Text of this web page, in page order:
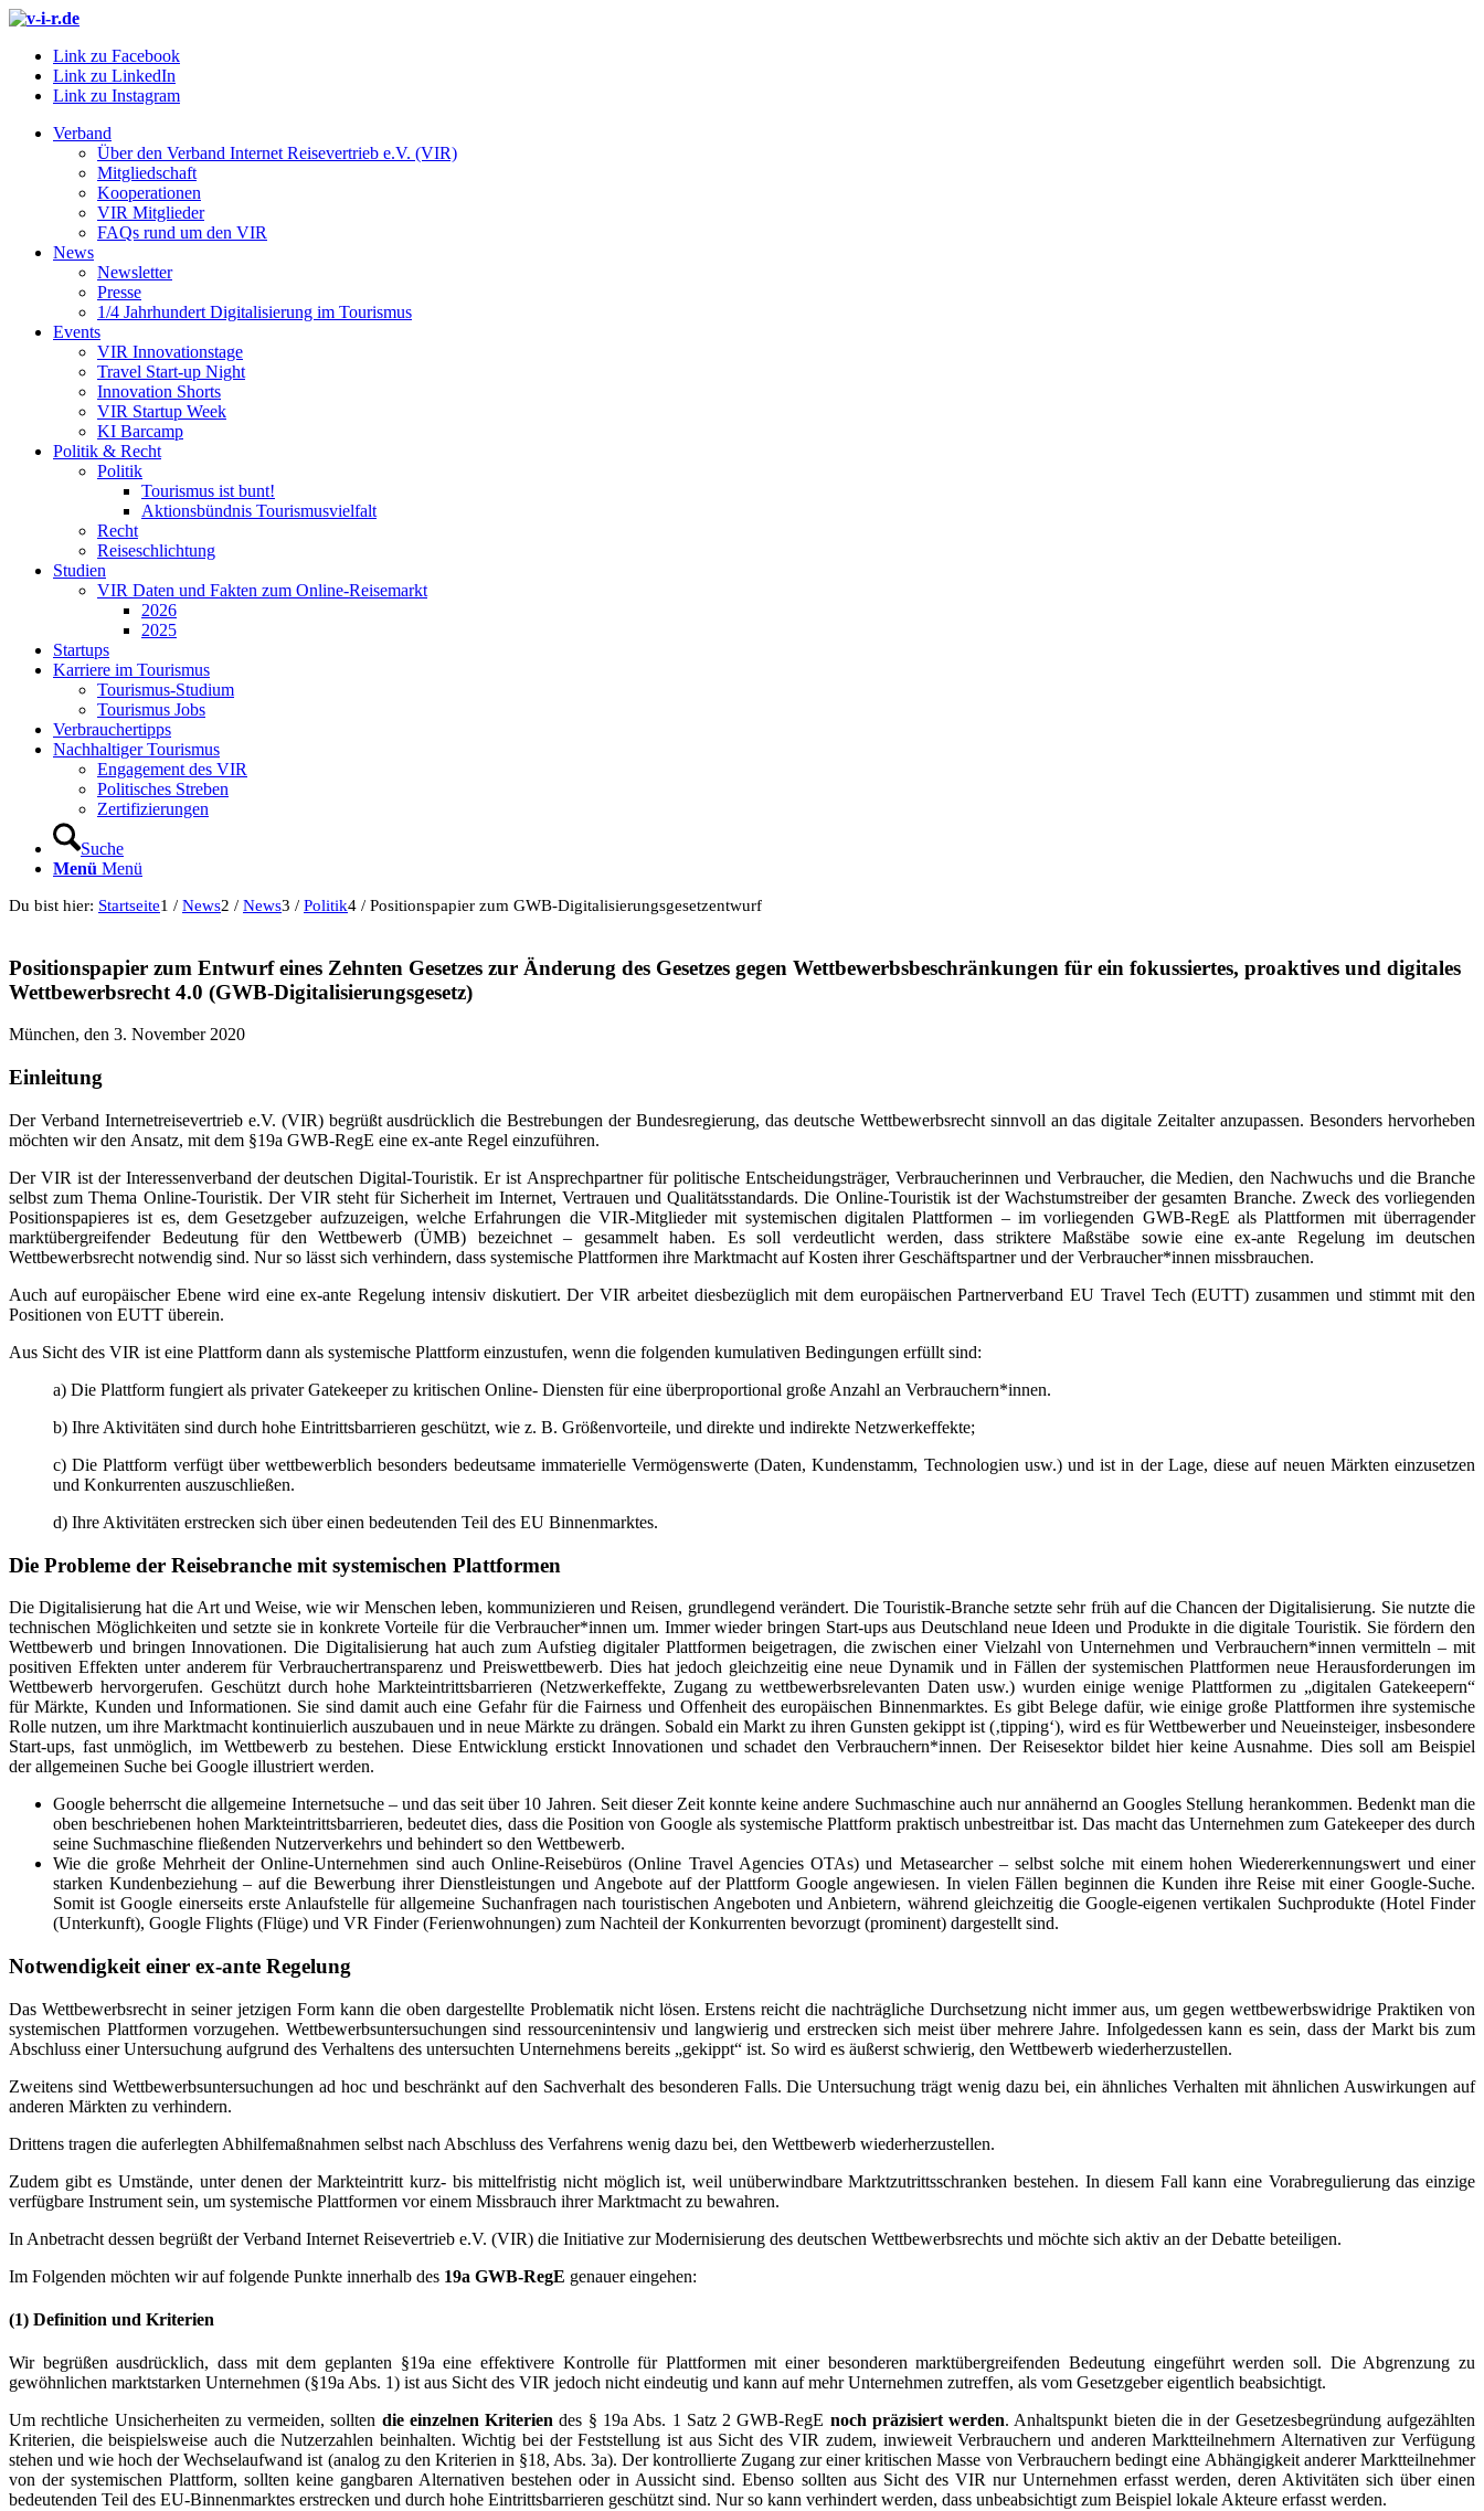
Link zu Facebook
Link zu LinkedIn
Link zu Instagram
Verband
Über den Verband Internet Reisevertrieb e.V. (VIR)
Mitgliedschaft
Kooperationen
VIR Mitglieder
FAQs rund um den VIR
News
Newsletter
Presse
1/4 Jahrhundert Digitalisierung im Tourismus
Events
VIR Innovationstage
Travel Start-up Night
Innovation Shorts
VIR Startup Week
KI Barcamp
Politik & Recht
Politik
Tourismus ist bunt!
Aktionsbündnis Tourismusvielfalt
Recht
Reiseschlichtung
Studien
VIR Daten und Fakten zum Online-Reisemarkt
2026
2025
Startups
Karriere im Tourismus
Tourismus-Studium
Tourismus Jobs
Verbrauchertipps
Nachhaltiger Tourismus
Engagement des VIR
Politisches Streben
Zertifizierungen
Suche
Menü Menü
Du bist hier: Startseite1 / News2 / News3 / Politik4 / Positionspapier zum GWB-Digitalisierungsgesetzentwurf
Positionspapier zum Entwurf eines Zehnten Gesetzes zur Änderung des Gesetzes gegen Wettbewerbsbeschränkungen für ein fokussiertes, proaktives und digitales
Wettbewerbsrecht 4.0 (GWB-Digitalisierungsgesetz)
München, den 3. November 2020
Einleitung
Der Verband Internetreisevertrieb e.V. (VIR) begrüßt ausdrücklich die Bestrebungen der Bundesregierung, das deutsche Wettbewerbsrecht sinnvoll an das digitale Zeitalter anzupassen. Besonders hervorheben
möchten wir den Ansatz, mit dem §19a GWB-RegE eine ex-ante Regel einzuführen.
Der VIR ist der Interessenverband der deutschen Digital-Touristik. Er ist Ansprechpartner für politische Entscheidungsträger, Verbraucherinnen und Verbraucher, die Medien, den Nachwuchs und die Branche
selbst zum Thema Online-Touristik. Der VIR steht für Sicherheit im Internet, Vertrauen und Qualitätsstandards. Die Online-Touristik ist der Wachstumstreiber der gesamten Branche. Zweck des vorliegenden
Positionspapieres ist es, dem Gesetzgeber aufzuzeigen, welche Erfahrungen die VIR-Mitglieder mit systemischen digitalen Plattformen – im vorliegenden GWB-RegE als Plattformen mit überragender
marktübergreifender Bedeutung für den Wettbewerb (ÜMB) bezeichnet – gesammelt haben. Es soll verdeutlicht werden, dass striktere Maßstäbe sowie eine ex-ante Regelung im deutschen
Wettbewerbsrecht notwendig sind. Nur so lässt sich verhindern, dass systemische Plattformen ihre Marktmacht auf Kosten ihrer Geschäftspartner und der Verbraucher*innen missbrauchen.
Auch auf europäischer Ebene wird eine ex-ante Regelung intensiv diskutiert. Der VIR arbeitet diesbezüglich mit dem europäischen Partnerverband EU Travel Tech (EUTT) zusammen und stimmt mit den
Positionen von EUTT überein.
Aus Sicht des VIR ist eine Plattform dann als systemische Plattform einzustufen, wenn die folgenden kumulativen Bedingungen erfüllt sind:
a) Die Plattform fungiert als privater Gatekeeper zu kritischen Online- Diensten für eine überproportional große Anzahl an Verbrauchern*innen.
b) Ihre Aktivitäten sind durch hohe Eintrittsbarrieren geschützt, wie z. B. Größenvorteile, und direkte und indirekte Netzwerkeffekte;
c) Die Plattform verfügt über wettbewerblich besonders bedeutsame immaterielle Vermögenswerte (Daten, Kundenstamm, Technologien usw.) und ist in der Lage, diese auf neuen Märkten einzusetzen
und Konkurrenten auszuschließen.
d) Ihre Aktivitäten erstrecken sich über einen bedeutenden Teil des EU Binnenmarktes.
Die Probleme der Reisebranche mit systemischen Plattformen
Die Digitalisierung hat die Art und Weise, wie wir Menschen leben, kommunizieren und Reisen, grundlegend verändert. Die Touristik-Branche setzte sehr früh auf die Chancen der Digitalisierung. Sie nutzte die
technischen Möglichkeiten und setzte sie in konkrete Vorteile für die Verbraucher*innen um. Immer wieder bringen Start-ups aus Deutschland neue Ideen und Produkte in die digitale Touristik. Sie fördern den
Wettbewerb und bringen Innovationen. Die Digitalisierung hat auch zum Aufstieg digitaler Plattformen beigetragen, die zwischen einer Vielzahl von Unternehmen und Verbrauchern*innen vermitteln – mit
positiven Effekten unter anderem für Verbrauchertransparenz und Preiswettbewerb. Dies hat jedoch gleichzeitig eine neue Dynamik und in Fällen der systemischen Plattformen neue Herausforderungen im
Wettbewerb hervorgerufen. Geschützt durch hohe Markteintrittsbarrieren (Netzwerkeffekte, Zugang zu wettbewerbsrelevanten Daten usw.) wurden einige wenige Plattformen zu „digitalen Gatekeepern“
für Märkte, Kunden und Informationen. Sie sind damit auch eine Gefahr für die Fairness und Offenheit des europäischen Binnenmarktes. Es gibt Belege dafür, wie einige große Plattformen ihre systemische
Rolle nutzen, um ihre Marktmacht kontinuierlich auszubauen und in neue Märkte zu drängen. Sobald ein Markt zu ihren Gunsten gekippt ist (‚tipping‘), wird es für Wettbewerber und Neueinsteiger, insbesondere
Start-ups, fast unmöglich, im Wettbewerb zu bestehen. Diese Entwicklung erstickt Innovationen und schadet den Verbrauchern*innen. Der Reisesektor bildet hier keine Ausnahme. Dies soll am Beispiel
der allgemeinen Suche bei Google illustriert werden.
Google beherrscht die allgemeine Internetsuche – und das seit über 10 Jahren. Seit dieser Zeit konnte keine andere Suchmaschine auch nur annähernd an Googles Stellung herankommen. Bedenkt man die
oben beschriebenen hohen Markteintrittsbarrieren, bedeutet dies, dass die Position von Google als systemische Plattform praktisch unbestreitbar ist. Das macht das Unternehmen zum Gatekeeper des durch
seine Suchmaschine fließenden Nutzerverkehrs und behindert so den Wettbewerb.
Wie die große Mehrheit der Online-Unternehmen sind auch Online-Reisebüros (Online Travel Agencies OTAs) und Metasearcher – selbst solche mit einem hohen Wiedererkennungswert und einer
starken Kundenbeziehung – auf die Bewerbung ihrer Dienstleistungen und Angebote auf der Plattform Google angewiesen. In vielen Fällen beginnen die Kunden ihre Reise mit einer Google-Suche.
Somit ist Google einerseits erste Anlaufstelle für allgemeine Suchanfragen nach touristischen Angeboten und Anbietern, während gleichzeitig die Google-eigenen vertikalen Suchprodukte (Hotel Finder
(Unterkunft), Google Flights (Flüge) und VR Finder (Ferienwohnungen) zum Nachteil der Konkurrenten bevorzugt (prominent) dargestellt sind.
Notwendigkeit einer ex-ante Regelung
Das Wettbewerbsrecht in seiner jetzigen Form kann die oben dargestellte Problematik nicht lösen. Erstens reicht die nachträgliche Durchsetzung nicht immer aus, um gegen wettbewerbswidrige Praktiken von
systemischen Plattformen vorzugehen. Wettbewerbsuntersuchungen sind ressourcenintensiv und langwierig und erstrecken sich meist über mehrere Jahre. Infolgedessen kann es sein, dass der Markt bis zum
Abschluss einer Untersuchung aufgrund des Verhaltens des untersuchten Unternehmens bereits „gekippt“ ist. So wird es äußerst schwierig, den Wettbewerb wiederherzustellen.
Zweitens sind Wettbewerbsuntersuchungen ad hoc und beschränkt auf den Sachverhalt des besonderen Falls. Die Untersuchung trägt wenig dazu bei, ein ähnliches Verhalten mit ähnlichen Auswirkungen auf
anderen Märkten zu verhindern.
Drittens tragen die auferlegten Abhilfemaßnahmen selbst nach Abschluss des Verfahrens wenig dazu bei, den Wettbewerb wiederherzustellen.
Zudem gibt es Umstände, unter denen der Markteintritt kurz- bis mittelfristig nicht möglich ist, weil unüberwindbare Marktzutrittsschranken bestehen. In diesem Fall kann eine Vorabregulierung das einzige
verfügbare Instrument sein, um systemische Plattformen vor einem Missbrauch ihrer Marktmacht zu bewahren.
In Anbetracht dessen begrüßt der Verband Internet Reisevertrieb e.V. (VIR) die Initiative zur Modernisierung des deutschen Wettbewerbsrechts und möchte sich aktiv an der Debatte beteiligen.
Im Folgenden möchten wir auf folgende Punkte innerhalb des 19a GWB-RegE genauer eingehen:
(1) Definition und Kriterien
Wir begrüßen ausdrücklich, dass mit dem geplanten §19a eine effektivere Kontrolle für Plattformen mit einer besonderen marktübergreifenden Bedeutung eingeführt werden soll. Die Abgrenzung zu
gewöhnlichen marktstarken Unternehmen (§19a Abs. 1) ist aus Sicht des VIR jedoch nicht eindeutig und kann auf mehr Unternehmen zutreffen, als vom Gesetzgeber eigentlich beabsichtigt.
Um rechtliche Unsicherheiten zu vermeiden, sollten die einzelnen Kriteriendes § 19a Abs. 1 Satz 2 GWB-RegE noch präzisiert werden. Anhaltspunkt bieten die in der Gesetzesbegründung aufgezählten
Kriterien, die beispielsweise auch die Nutzerzahlen beinhalten. Wichtig bei der Feststellung ist aus Sicht des VIR zudem, inwieweit Verbrauchern und anderen Marktteilnehmern Alternativen zur Verfügung
stehen und wie hoch der Wechselaufwand ist (analog zu den Kriterien in §18, Abs. 3a). Der kontrollierte Zugang zur einer kritischen Masse von Verbrauchern bedingt eine Abhängigkeit anderer Marktteilnehmer
von der systemischen Plattform, sollten keine gangbaren Alternativen bestehen oder in Aussicht sind. Ebenso sollten aus Sicht des VIR nur Unternehmen erfasst werden, deren Aktivitäten sich über einen
bedeutenden Teil des EU-Binnenmarktes erstrecken und durch hohe Eintrittsbarrieren geschützt sind. Nur so kann verhindert werden, dass unbeabsichtigt zum Beispiel lokale Akteure erfasst werden.